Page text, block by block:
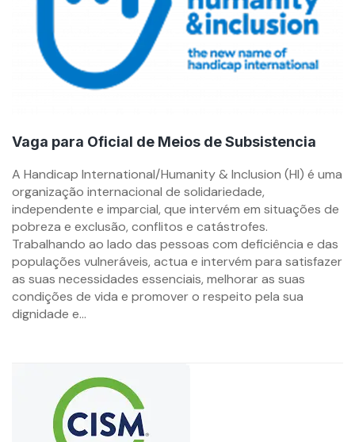
Vaga para Oficial de Meios de Subsistencia
By
mzemprego.com
A Handicap International/Humanity & Inclusion (HI) é uma
organização internacional de solidariedade,
independente e imparcial, que intervém em situações de
pobreza e exclusão, conflitos e catástrofes.
Trabalhando ao lado das pessoas com deficiência e das
populações vulneráveis, actua e intervém para satisfazer
as suas necessidades essenciais, melhorar as suas
condições de vida e promover o respeito pela sua
dignidade e...